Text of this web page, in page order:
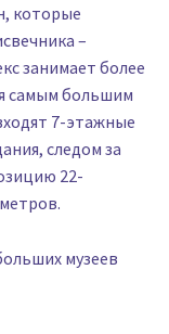
которые
–
занимает более
самым большим
7-этажные
следом за
22-
музеев